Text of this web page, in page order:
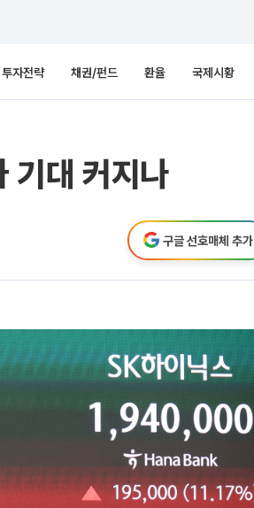
투자전략 채권/펀드 환율 국제시황
대 커지나
구글 선호매체 추가